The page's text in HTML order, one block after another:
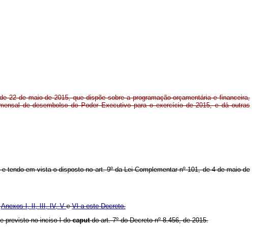
22 de maio de 2015, que dispõe sobre a programação orçamentária e financeira,
de desembolso do Poder Executivo para o exercício de 2015, e dá outras
tendo em vista o disposto no art. 9º da Lei Complementar nº 101, de 4 de maio de
Anexos I,II,III,IV,VeVI a este Decreto.
previsto no inciso I docaputdo art. 7º do Decreto nº 8.456, de 2015.